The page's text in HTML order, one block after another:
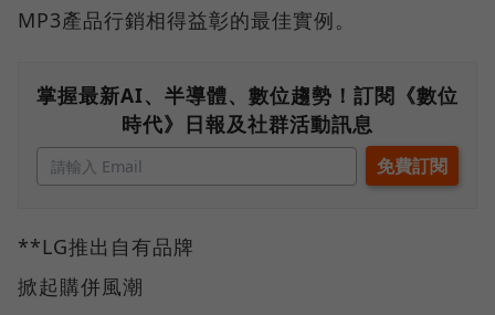
MP3產品行銷相得益彰的最佳實例。
掌握最新AI、半導體、數位趨勢！訂閱《數位
時代》日報及社群活動訊息
**LG推出自有品牌
掀起購併風潮